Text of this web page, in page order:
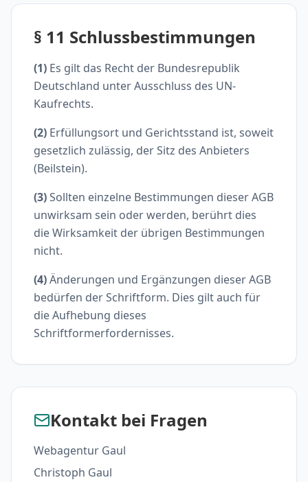
§ 11 Schlussbestimmungen
(1) Es gilt das Recht der Bundesrepublik
Deutschland unter Ausschluss des UN-
Kaufrechts.
(2) Erfüllungsort und Gerichtsstand ist, soweit
gesetzlich zulässig, der Sitz des Anbieters
(Beilstein).
(3)Sollten einzelne Bestimmungen dieser AGB
unwirksam sein oder werden, berührt dies
die Wirksamkeit der übrigen Bestimmungen
nicht.
(4)Änderungen und Ergänzungen dieser AGB
bedürfen der Schriftform. Dies gilt auch für
die Aufhebung dieses
Schriftformerfordernisses.
Kontakt bei Fragen
Webagentur Gaul
Christoph Gaul